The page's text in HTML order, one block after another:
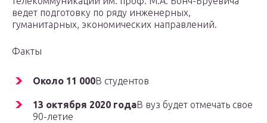
ведет подготовку по ряду инженерных,
гуманитарных, экономических направлений.
Факты
Около 11 000В студентов
13 октября 2020 годаВ вуз будет отмечать свое
90-летие